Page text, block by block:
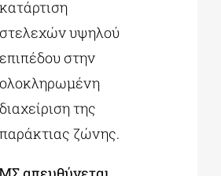
κατάρτιση
στελεχών υψηλού
επιπέδου στην
ολοκληρωμένη
διαχείριση της
παράκτιας ζώνης.